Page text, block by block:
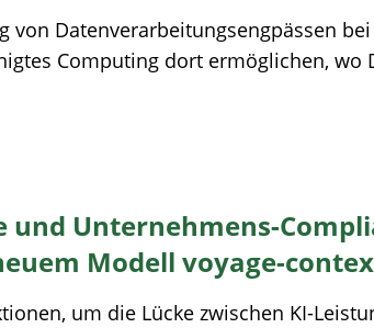
von Datenverarbeitungsengpässen
Computing dort ermöglichen, wo
und Unternehmens-
Modell voyage-
um die Lücke zwischen KI-